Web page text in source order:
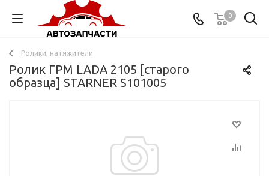
0
Ролики, натяжители
Ролик ГРМ LADA 2105 [старого
образца] STARNER S101005